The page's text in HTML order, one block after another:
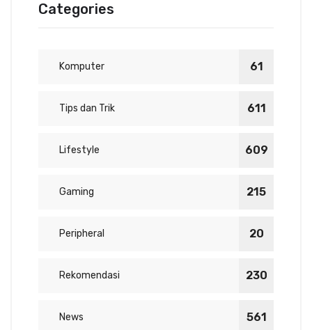
Categories
Komputer 61
Tips dan Trik 611
Lifestyle 609
Gaming 215
Peripheral 20
Rekomendasi 230
News 561